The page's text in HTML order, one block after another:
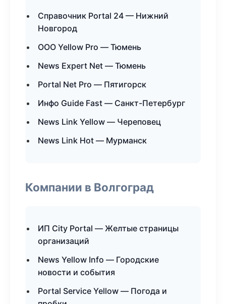
Справочник Portal 24 — Нижний
Новгород
ООО Yellow Pro — Тюмень
News Expert Net — Тюмень
Portal Net Pro — Пятигорск
Инфо Guide Fast — Санкт-Петербург
News Link Yellow — Череповец
News Link Hot — Мурманск
Компании в Волгоград
ИП City Portal — Желтые страницы
организаций
News Yellow Info — Городские
новости и события
Portal Service Yellow — Погода и